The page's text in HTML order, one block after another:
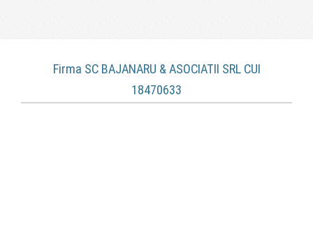
Firma SC BAJANARU & ASOCIATII SRL CUI
18470633